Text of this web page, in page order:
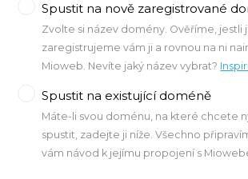
Spustit na nově zaregistrované
Zvolte si název domény. Ověříme, jestli
zaregistrujeme vám ji a rovnou na ni
Mioweb. Nevíte jaký název vybrat?
Spustit na existující doméně
Máte-li svou doménu, na které chcete
spustit, zadejte ji níže. Všechno
vám návod k jejímu propojení s